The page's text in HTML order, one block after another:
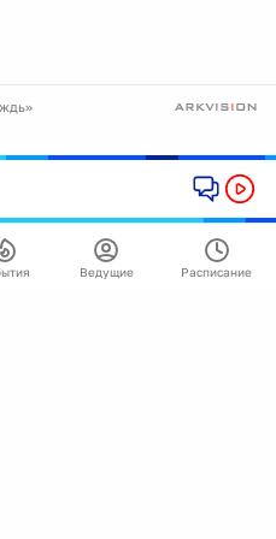
Ведущие Расписание